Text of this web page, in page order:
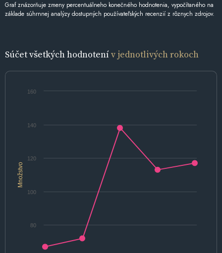
Graf znázorňuje zmeny percentuálneho konečného hodnotenia, vypočítaného na
základe súhrnnej analýzy dostupných používateľských recenzií z rôznych zdrojov.
Súčet všetkých hodnotenív jednotlivých rokoch
Množstvo
80
100
120
140
160